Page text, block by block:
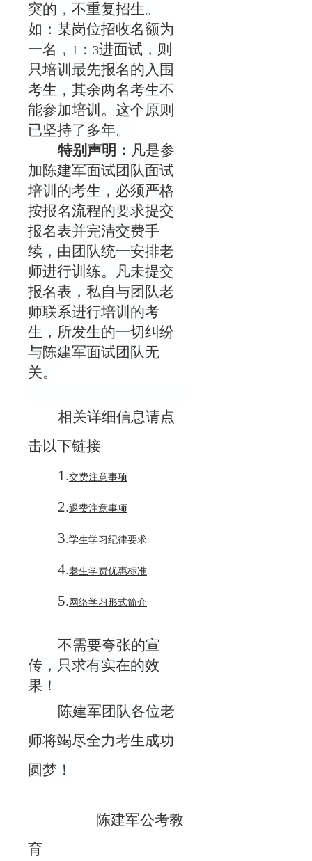
突的，不重复招生。
如：某岗位招收名额为
一名， 1 ： 3进面试，则
只培训最先报名的入围
考生，其余两名考生不
能参加培训。这个原则
已坚持了多年。
特别声明： 凡是参
加陈建军面试团队面试
培训的考生，必须严格
按报名流程的要求提交
报名表并完清交费手
续，由团队统一安排老
师进行训练。凡未提交
报名表，私自与团队老
师联系进行培训的考
生，所发生的一切纠纷
与陈建军面试团队无
关。
相关详细信息请点
击以下链接
1.交费注意事项
2.退费注意事项
3.学生学习纪律要求
4.老生学费优惠标准
5. 网络学习形式简介
不需要夸张的宣
传，只求有实在的效
果！
陈建军团队各位老
师将竭尽全力考生成功
圆梦！
陈建军公考教
育